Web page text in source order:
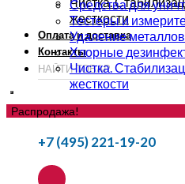
жесткости
Оплата и доставка
Контакты
+7 (495) 221-19-20
Средства для
Тестеры и
Удаление
Хлорные
Чистка.
жесткости
Распродажа!